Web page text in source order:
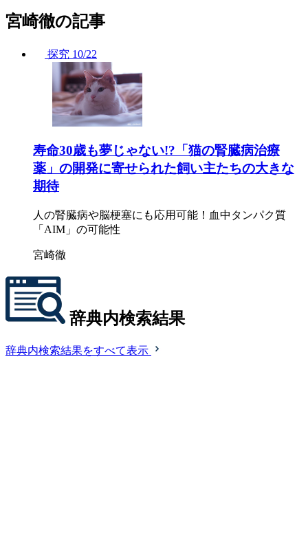
宮崎徹の記事
探究 10/22
寿命30歳も夢じゃない!?「猫の腎臓病治療
薬」の開発に寄せられた飼い主たちの大きな
期待
人の腎臓病や脳梗塞にも応用可能！血中タンパク質
「AIM」の可能性
宮崎徹
辞典内検索結果
辞典内検索結果をすべて表示